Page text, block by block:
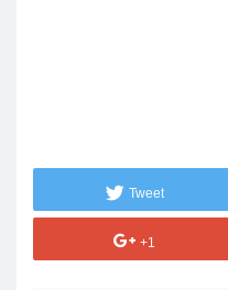
Tweet
+1